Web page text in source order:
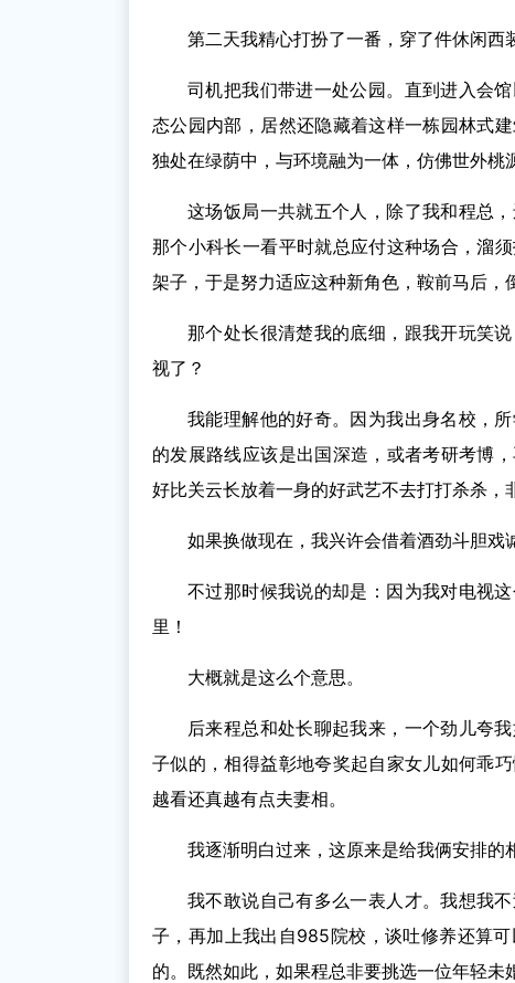
第二天我精心打扮了一番，穿了件休闲西
司机把我们带进一处公园。直到进入会
态公园内部，居然还隐藏着这样一栋园林式
独处在绿荫中，与环境融为一体，仿佛世外桃
这场饭局一共就五个人，除了我和程总
那个小科长一看平时就总应付这种场合，溜
架子，于是努力适应这种新角色，鞍前马后，
那个处长很清楚我的底细，跟我开玩笑
视了？
我能理解他的好奇。因为我出身名校，
的发展路线应该是出国深造，或者考研考博
好比关云长放着一身的好武艺不去打打杀杀，
如果换做现在，我兴许会借着酒劲斗胆戏
不过那时候我说的却是：因为我对电视
里！
大概就是这么个意思。
后来程总和处长聊起我来，一个劲儿夸
子似的，相得益彰地夸奖起自家女儿如何乖
越看还真越有点夫妻相。
我逐渐明白过来，这原来是给我俩安排的
我不敢说自己有多么一表人才。我想我
子，再加上我出自985院校，谈吐修养还算
的。既然如此，如果程总非要挑选一位年轻未